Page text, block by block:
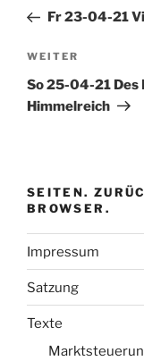
Beitrag
Fr 23-04-21
Nächster
Beitrag
WEITER
So 25-04-21 Des
Himmelreich
SEITEN.
BROWSER.
Impressum
Satzung
Texte